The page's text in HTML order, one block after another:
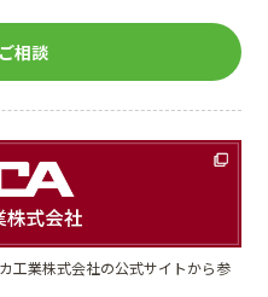
相談
工業株式会社の公式サイトから参